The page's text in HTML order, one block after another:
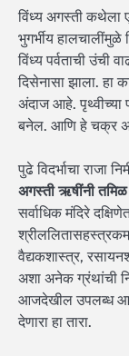
विंध्य अगस्ती कथेला
भुगर्भीय हालचालींमुळे
विंध्य पर्वताची उंची
दिसेनासा झाला. हा
अंदाज आहे. पृथ्‍वीच्या
बनेल. आणि हे चक्र
पुढे विदर्भाचा राजा
अगस्ती ऋषींनी तमिळ
सर्वाधिक मंदिरे
वैद्यकशास्त्र,
अशा अनेक ग्रंथांची
आजदेखील उपलब्ध
देणारा हा तारा.